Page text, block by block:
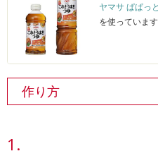
ヤマサ ぱぱっ
を使っています
作り方